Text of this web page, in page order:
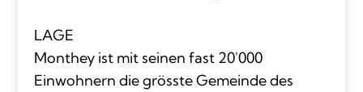
LAGE
Monthey ist mit seinen fast 20'000
Einwohnern die grösste Gemeinde des